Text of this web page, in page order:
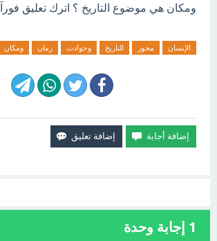
ومكان هي موضوع التاريخ ؟ اترك تعليق فورآ.
الإنسان محور التاريخ وحوادث زمان ومكان
1 إجابة وحدة